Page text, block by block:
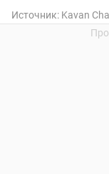
Источник: Kavan